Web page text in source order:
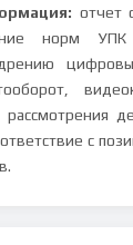
отчет
норм
с